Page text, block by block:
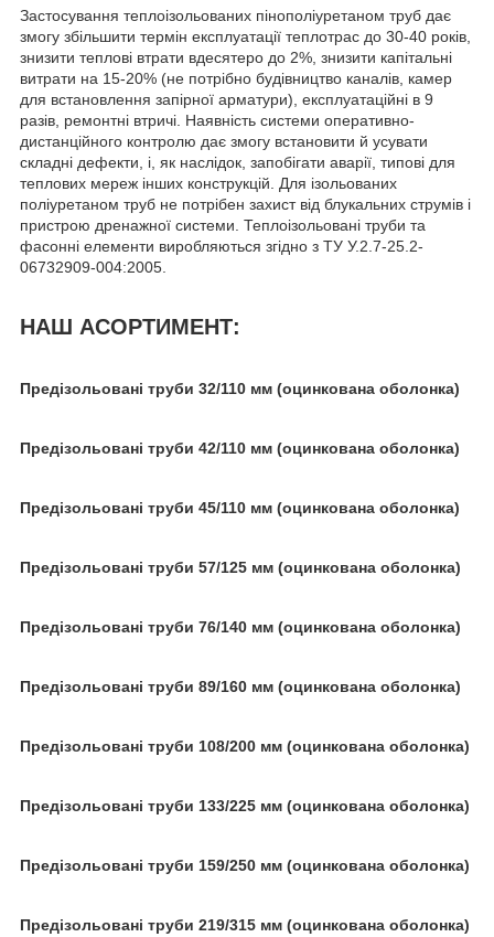
Застосування теплоізольованих пінополіуретаном труб дає
змогу збільшити термін експлуатації теплотрас до 30-40 років,
знизити теплові втрати вдесятеро до 2%, знизити капітальні
витрати на 15-20% (не потрібно будівництво каналів, камер
для встановлення запірної арматури), експлуатаційні в 9
разів, ремонтні втричі. Наявність системи оперативно-
дистанційного контролю дає змогу встановити й усувати
складні дефекти, і, як наслідок, запобігати аварії, типові для
теплових мереж інших конструкцій. Для ізольованих
поліуретаном труб не потрібен захист від блукальних струмів і
пристрою дренажної системи. Теплоізольовані труби та
фасонні елементи виробляються згідно з ТУ У.2.7-25.2-
06732909-004:2005.
НАШ АСОРТИМЕНТ:
Предізольовані труби 32/110 мм (оцинкована оболонка)
Предізольовані труби 42/110 мм (оцинкована оболонка)
Предізольовані труби 45/110 мм (оцинкована оболонка)
Предізольовані труби 57/125 мм (оцинкована оболонка)
Предізольовані труби 76/140 мм (оцинкована оболонка)
Предізольовані труби 89/160 мм (оцинкована оболонка)
Предізольовані труби 108/200 мм (оцинкована оболонка)
Предізольовані труби 133/225 мм (оцинкована оболонка)
Предізольовані труби 159/250 мм (оцинкована оболонка)
Предізольовані труби 219/315 мм (оцинкована оболонка)